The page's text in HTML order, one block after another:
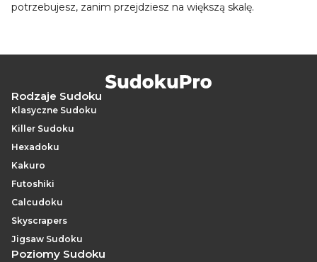
potrzebujesz, zanim przejdziesz na większą skalę.
Rodzaje Sudoku
Klasyczne Sudoku
Killer Sudoku
Hexadoku
Kakuro
Futoshiki
Calcudoku
Skyscrapers
Jigsaw Sudoku
Poziomy Sudoku